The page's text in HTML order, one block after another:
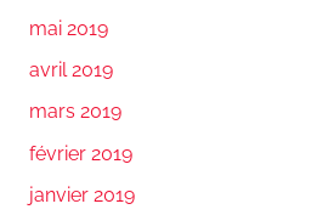
mai 2019
avril 2019
mars 2019
février 2019
janvier 2019